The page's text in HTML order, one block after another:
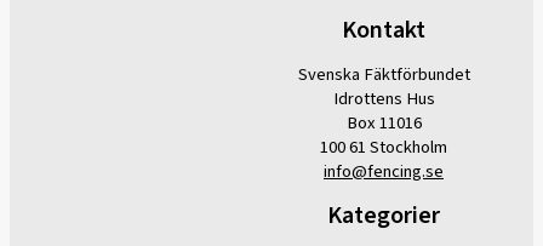
Kontakt
Svenska Fäktförbundet
Idrottens Hus
Box 11016
100 61 Stockholm
info@fencing.se
Kategorier